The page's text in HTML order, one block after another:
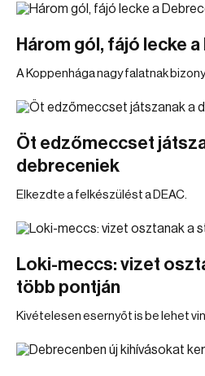
Három gól, fájó lecke
A Koppenhága nagy falatnak
Öt edzőmeccset
debreceniek
Elkezdte a felkészülést a DEAC.
Loki-meccs: vizet
több pontján
Kivételesen esernyőt is be lehet